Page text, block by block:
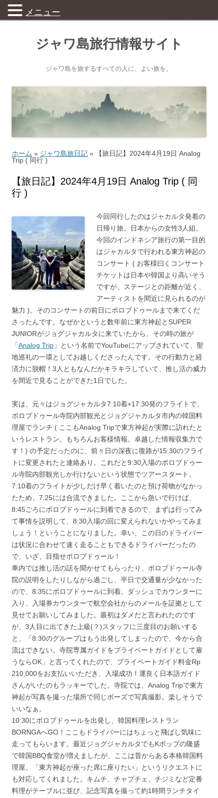
ジャワ島旅行情報サイト
ジャワ島を旅するすべての人に、よい旅を。
ホーム » ジャワ島旅日記 » 【旅日記】2024年4月19日 Analog
Trip ( 同行 )
【旅日記】2024年4月19日 Analog Trip ( 同
行 )
今回同行したのはジャカルタ発着の
日帰り旅。日本からの女性3人組。
今回のインドネシア旅行の第一目的
はジャカルタで行われる東方神起の
コンサート ( お客様曰くコンサート
チケットは日本や韓国より高いそう
ですが、ステージとの距離が近く、
アーティストを間近に見られるのが
魅力 )。そのコンサートの前日にボロブドゥールまで来てくだ
さったんです。なぜかというと数年前に東方神起とSUPER
JUNIORがジョグジャカルタに来ていたから。その時の旅が
「Analog Trip 」という名前でYouTubeにアップされていて、聖
地巡礼の一環としてお越しくださったんです。その行動力と経
済力に脱帽！3人ともなんだかキラキラしていて、推し活の威力
を間近で見ることができた1日でした。
実は、元々はジョグジャカルタ7:10着+17:30発のフライトで、
ボロブドゥール寺院内部観光とジョグジャカルタ市内の韓国料
理屋でランチ ( ここもAnalog Tripで東方神起が実際に訪れたと
いうレストラン。もちろんお客様情報。卓越した情報収集力で
す！) の予定だったのに、前々日の深夜に復路が15:30のフライ
トに変更されたと連絡あり。これだと9:30入場のボロブドゥー
ル寺院内部観光しか行けないという状態でツアースタート。
7:10着のフライトが少しだけ早く着いたのと預け荷物がなかっ
たため、7:25には合流できました。ここから急いで行けば、
8:45ごろにボロブドゥールに到着できるので、まずは行ってみ
て事情を説明して、8:30入場の回に変えられないかやってみま
しょう！ということになりました。幸い、この日のドライバー
は状況に合わせて速く走ることもできるドライバーだったの
で、いざ、目指せボロブドゥール！
車内では推し活の話を聞かせてもらったり、ボロブドゥール寺
院の説明をしたりしながら過ごし、平日で交通量が少なかった
ので、8:35にボロブドゥールに到着。ダッシュでカウンターに
入り、入場券カウンターで航空会社からのメールを証拠として
見せてお願いしてみました。最初はダメだと言われたのです
が、3人目に出てきた上級(？)スタッフに三度目のお願いする
と、「8:30のグループはもう出発してしまったので、今から合
流はできない。寺院専属ガイドをプライベートガイドとして雇
うならOK」と言ってくれたので、プライベートガイド料金Rp
210,000をお支払いいただき、入場成功！運良く日本語ガイド
さんがいたのもラッキーでした。寺院では、Analog Tripで東方
神起が写真を撮った場所で同じポーズで写真撮影。楽しそうで
いいなぁ。
10:30にボロブドゥールを出発し、韓国料理レストラン
BORNGAへGO！ここもドライバーにはちょっと飛ばし気味に
走ってもらいます。最近ジョグジャカルタでもKポップの隆盛
で韓国BBQ食堂が増えましたが、ここは昔からある本格韓国料
理屋。「東方神起が座った席に座りたい」というリクエストに
も対応してくれました。キムチ、チャプチェ、チジミなど定番
料理がテーブルに並び、記念写真を撮って約1時間ランチタイ
メニュー